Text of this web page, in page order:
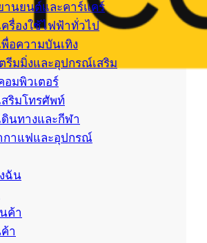
นยนต์และคาร์แคร์
รื่องใช้ไฟฟ้าทั่วไป
อความบันเทิง
รีมมิ่งและอุปกรณ์เสริม
มพิวเตอร์
ริมโทรศัพท์
นทางและกีฬา
กาแฟและอุปกรณ์
ฉัน
ค้า
า